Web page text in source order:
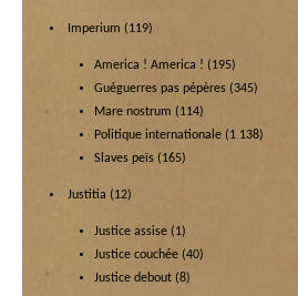
Imperium (119)
America ! America ! (195)
Guéguerres pas pépères (345)
Mare nostrum (114)
Politique internationale (1 138)
Slaves peïs (165)
Justitia (12)
Justice assise (1)
Justice couchée (40)
Justice debout (8)